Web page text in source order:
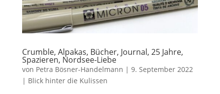
Crumble, Alpakas, Bücher, Journal, 25 Jahre,
Spazieren, Nordsee-Liebe
von Petra Bösner-Handelmann | 9. September 2022
| Blick hinter die Kulissen